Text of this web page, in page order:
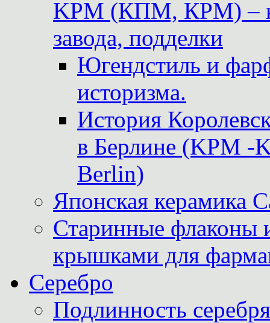
KPM (КПМ, КРМ) –
завода, подделки
Югендстиль и
историзма.
История
в Берлине (KPM -
Berlin)
Японская керамика
Старинные флаконы
крышками для
Серебро
Подлинность